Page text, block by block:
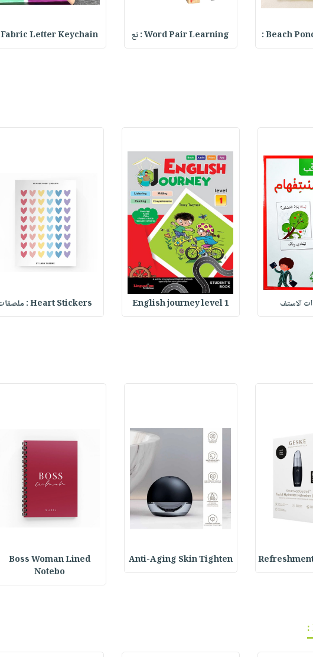
Beach Word Pair Learning : تع Fabric Letter Keychain
الاستف English journey level 1 Heart Stickers : ملصقات
Anti-Aging Skin Tighten
Boss Woman Lined
Notebo